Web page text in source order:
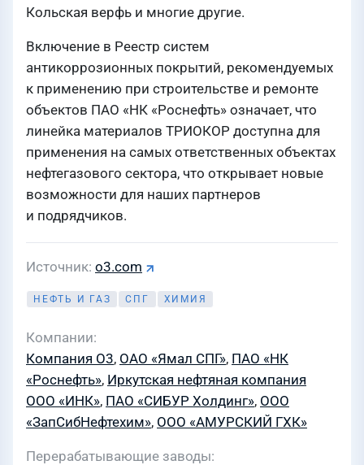
Кольская верфь и многие другие.
Включение в Реестр систем
антикоррозионных покрытий, рекомендуемых
к применению при строительстве и ремонте
объектов ПАО «НК «Роснефть» означает, что
линейка материалов ТРИОКОР доступна для
применения на самых ответственных объектах
нефтегазового сектора, что открывает новые
возможности для наших партнеров
и подрядчиков.
Источник o3.com
НЕФТЬ И ГАЗ СПГ ХИМИЯ
Компании
Компания О3, ОАО «Ямал СПГ», ПАО «НК
«Роснефть», Иркутская нефтяная компания
ООО «ИНК», ПАО «СИБУР Холдинг», ООО
«ЗапСибНефтехим», ООО «АМУРСКИЙ ГХК»
Перерабатывающие заводы